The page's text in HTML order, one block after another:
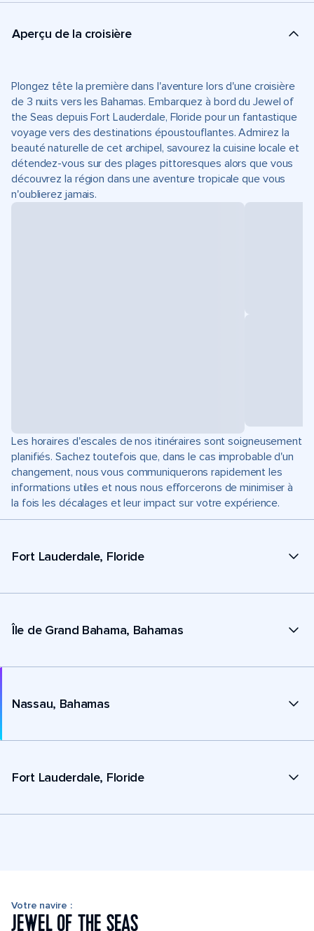
Aperçu de la croisière
Plongez tête la première dans l'aventure lors d'une croisière
de 3 nuits vers les Bahamas. Embarquez à bord du Jewel of
the Seas depuis Fort Lauderdale, Floride pour un fantastique
voyage vers des destinations époustouflantes. Admirez la
beauté naturelle de cet archipel, savourez la cuisine locale et
détendez-vous sur des plages pittoresques alors que vous
découvrez la région dans une aventure tropicale que vous
n'oublierez jamais.
Les horaires d'escales de nos itinéraires sont soigneusement
planifiés. Sachez toutefois que, dans le cas improbable d'un
changement, nous vous communiquerons rapidement les
informations utiles et nous nous efforcerons de minimiser à
la fois les décalages et leur impact sur votre expérience.
Fort Lauderdale, Floride
Île de Grand Bahama, Bahamas
Nassau, Bahamas
Fort Lauderdale, Floride
Votre navire :
JEWEL OF THE SEAS